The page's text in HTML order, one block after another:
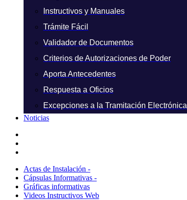
Instructivos y Manuales
Trámite Fácil
Validador de Documentos
Criterios de Autorizaciones de Poder
Aporta Antecedentes
Respuesta a Oficios
Excepciones a la Tramitación Electrónica
Noticias
Actas de Instalación -
Cápsulas Informativas -
Gráficas informativas
Videos Instructivos Web